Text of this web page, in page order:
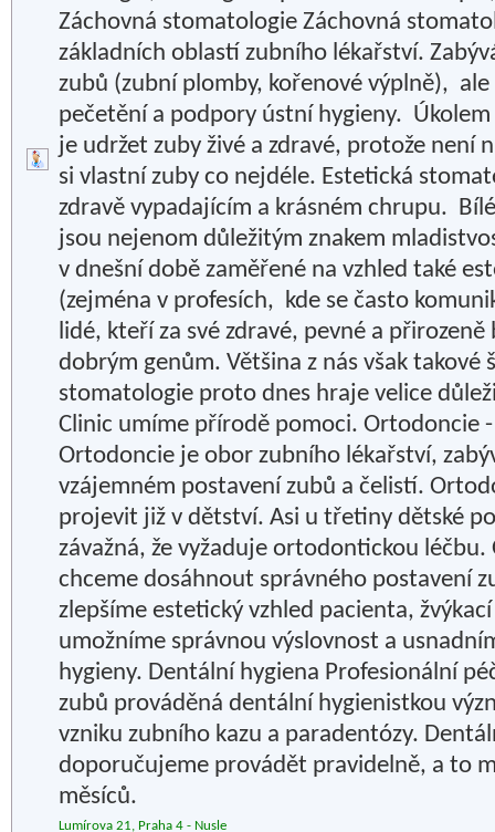
Záchovná stomatologie Záchovná
základních oblastí zubního lékařství.
zubů (zubní plomby, kořenové výplně),
pečetění a podpory ústní hygieny.
je udržet zuby živé a zdravé, protože není
si vlastní zuby co nejdéle. Estetická
zdravě vypadajícím a krásném chrupu.
jsou nejenom důležitým znakem
v dnešní době zaměřené na vzhled také
(zejména v profesích, kde se často
lidé, kteří za své zdravé, pevné a
dobrým genům. Většina z nás však takové
stomatologie proto dnes hraje velice
Clinic umíme přírodě pomoci. Ortodoncie
Ortodoncie je obor zubního lékařství,
vzájemném postavení zubů a čelistí.
projevit již v dětství. Asi u třetiny dětské
závažná, že vyžaduje ortodontickou
chceme dosáhnout správného postavení
zlepšíme estetický vzhled pacienta,
umožníme správnou výslovnost a
hygieny. Dentální hygiena Profesionální
zubů prováděná dentální hygienistkou
vzniku zubního kazu a paradentózy.
doporučujeme provádět pravidelně, a to
měsíců.
Lumírova 21, Praha 4 - Nusle